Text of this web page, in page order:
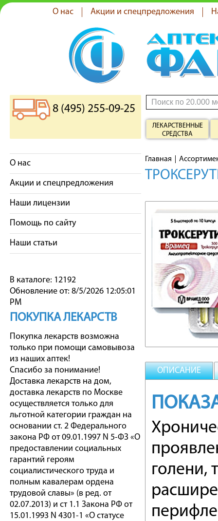
О нас Акции и спецпредложения
8 (495) 255-09-25
ЛЕКАРСТВЕННЫЕ
СРЕДСТВА
О нас
Акции и спецпредложения
Наши лицензии
Помощь по сайту
Наши статьи
В каталоге: 12192
Обновление от: 8/5/2026 12:05:01
PM
ПОКУПКА ЛЕКАРСТВ
Покупка лекарств возможна
только при помощи самовывоза
из наших аптек!
Спасибо за понимание!
Доставка лекарств на дом,
доставка лекарств по Москве
осуществляется только для
льготной категории граждан на
основании ст. 2 Федерального
закона РФ от 09.01.1997 N 5-ФЗ «О
предоставлении социальных
гарантий героям
социалистического труда и
полным кавалерам ордена
трудовой славы» (в ред. от
02.07.2013) и ст 1.1 Закона РФ от
15.01.1993 N 4301-1 «О статусе
Главная
ОПИСАНИЕ
голени,